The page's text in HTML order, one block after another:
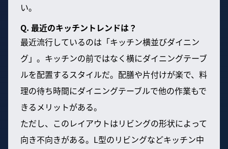
い。
Q. 最近のキッチントレンドは？
最近流行しているのは「キッチン横並びダイニン
グ」。キッチンの前ではなく横にダイニングテーブ
ルを配置するスタイルだ。配膳や片付けが楽で、料
理の待ち時間にダイニングテーブルで他の作業もで
きるメリットがある。
ただし、このレイアウトはリビングの形状によって
向き不向きがある。L型のリビングなどキッチン中